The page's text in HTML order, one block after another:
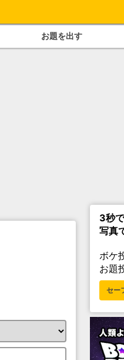
お題を出す
3秒
写真
ボケ
お題
セー